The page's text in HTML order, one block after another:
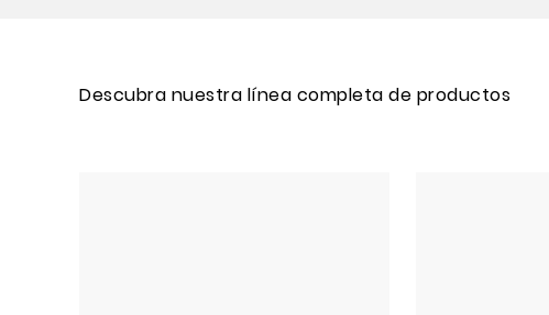
Descubra nuestra línea completa de productos